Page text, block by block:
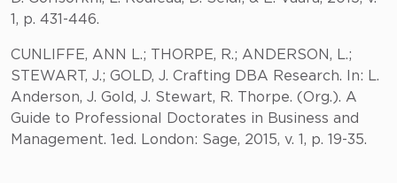
1, p. 431-446.
CUNLIFFE, ANN L.; THORPE, R.; ANDERSON, L.;
STEWART, J.; GOLD, J. Crafting DBA Research. In: L.
Anderson, J. Gold, J. Stewart, R. Thorpe. (Org.). A
Guide to Professional Doctorates in Business and
Management. 1ed. London: Sage, 2015, v. 1, p. 19-35.